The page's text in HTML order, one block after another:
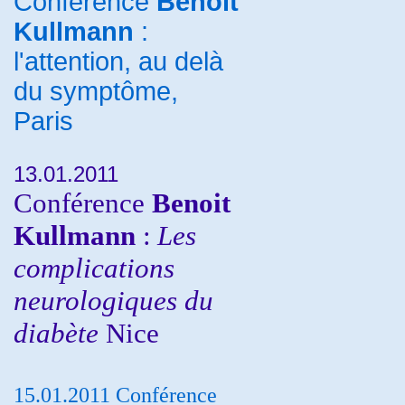
Kullmann :
l'attention, au delà
du symptôme,
Paris
13.01.2011
Conférence Benoit
Kullmann : Les
complications
neurologiques du
diabète Nice
15.01.2011 Conférence